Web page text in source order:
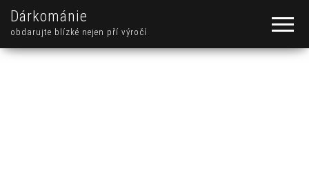
Dárkománie
obdarujte blízké nejen pří výročí